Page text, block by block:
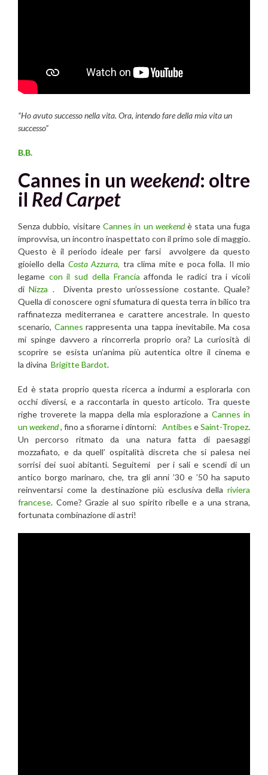
“Ho avuto successo nella vita. Ora, intendo fare della mia vita un
successo”
B.B.
Cannes in un weekend: oltre
il Red Carpet
Senza dubbio, visitare Cannes in un weekendè stata una fuga
improvvisa, un incontro inaspettato con il primo sole di maggio.
Questo è il periodo ideale per farsi avvolgere da questo
gioiello della Costa Azzurra, tra clima mite e poca folla. Il mio
legame con il sud della Francia affonda le radici tra i vicoli
diNizza . Diventa presto un’ossessione costante. Quale?
Quella di conoscere ogni sfumatura di questa terra in bilico tra
raffinatezza mediterranea e carattere ancestrale. In questo
scenario, Cannes rappresenta una tappa inevitabile. Ma cosa
mi spinge davvero a rincorrerla proprio ora? La curiosità di
scoprire se esista un’anima più autentica oltre il cinema e
la divina Brigitte Bardot.
Ed è stata proprio questa ricerca a indurmi a esplorarla con
occhi diversi, e a raccontarla in questo articolo. Tra queste
righe troverete la mappa della mia esplorazione a Cannes in
un weekend, fino a sfiorarne i dintorni: Antibes eSaint-Tropez.
Un percorso ritmato da una natura fatta di paesaggi
mozzafiato, e da quell’ ospitalità discreta che si palesa nei
sorrisi dei suoi abitanti. Seguitemi per i sali e scendi di un
antico borgo marinaro, che, tra gli anni ’30 e ’50 ha saputo
reinventarsi come la destinazione più esclusiva della riviera
francese. Come? Grazie al suo spirito ribelle e a una strana,
fortunata combinazione di astri!